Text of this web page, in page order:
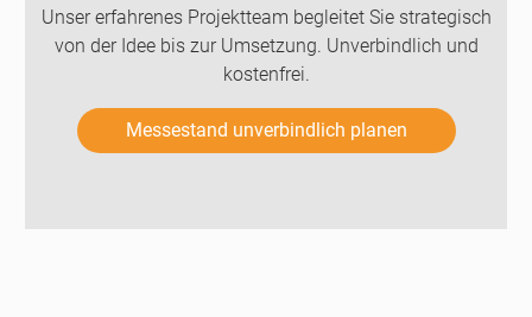
Unser erfahrenes Projektteam begleitet Sie strategisch
von der Idee bis zur Umsetzung. Unverbindlich und
kostenfrei.
Messestand unverbindlich planen